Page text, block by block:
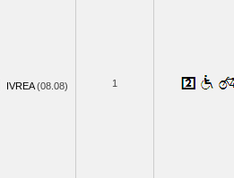
IVREA(08.08) 1